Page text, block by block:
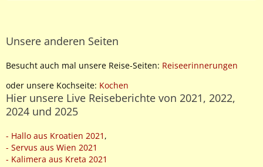
Unsere anderen Seiten
Besucht auch mal unsere Reise-Seiten: Reiseerinnerungen
oder unsere Kochseite: Kochen
Hier unsere Live Reiseberichte von 2021, 2022,
2024 und 2025
- Hallo aus Kroatien 2021 ,
- Servus aus Wien 2021
- Kalimera aus Kreta 2021